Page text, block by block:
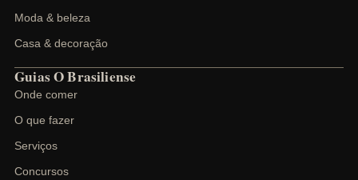
Moda & beleza
Casa & decoração
Guias O Brasiliense
Onde comer
O que fazer
Serviços
Concursos